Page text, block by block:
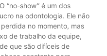
“no-show” é um dos
na odontologia. Ele não
no momento, mas
de trabalho da equipe,
que são difíceis de